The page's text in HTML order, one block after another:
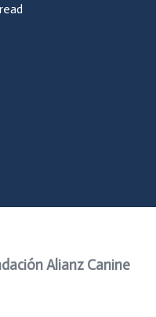
Alianz Canine